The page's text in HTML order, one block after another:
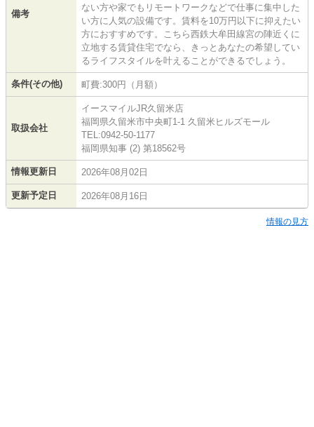
備考
ない方や家でもリモートワークなどで仕事に集中した
い方に人気の設備です。賃料を10万円以下に抑えたい
方におすすめです。こちら西鉄大牟田線宮の陣近くに
立地する賃貸住宅でなら、きっとあなたの希望してい
るライフスタイルを叶えることができるでしょう。
条件(その他) 町費:300円（月額）
取扱会社
イースマイルJR久留米店
福岡県久留米市中央町1-1 久留米ヒルズモール
TEL:0942-50-1177
福岡県知事 (2) 第18562号
情報更新日 2026年08月02日
更新予定日 2026年08月16日
情報の見方